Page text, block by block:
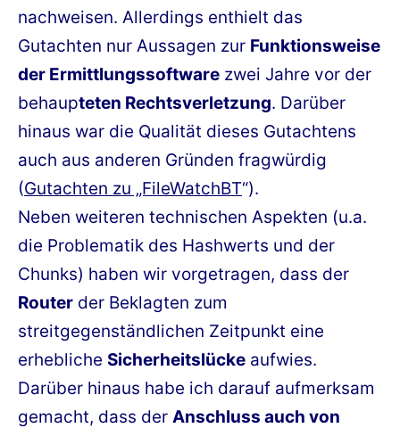
nachweisen. Allerdings enthielt das
Gutachten nur Aussagen zur Funktionsweise
der Ermittlungssoftware zwei Jahre vor der
behaupteten Rechtsverletzung. Darüber
hinaus war die Qualität dieses Gutachtens
auch aus anderen Gründen fragwürdig
(Gutachten zu „FileWatchBT“).
Neben weiteren technischen Aspekten (u.a.
die Problematik des Hashwerts und der
Chunks) haben wir vorgetragen, dass der
Router der Beklagten zum
streitgegenständlichen Zeitpunkt eine
erhebliche Sicherheitslücke aufwies.
Darüber hinaus habe ich darauf aufmerksam
gemacht, dass der Anschluss auch von